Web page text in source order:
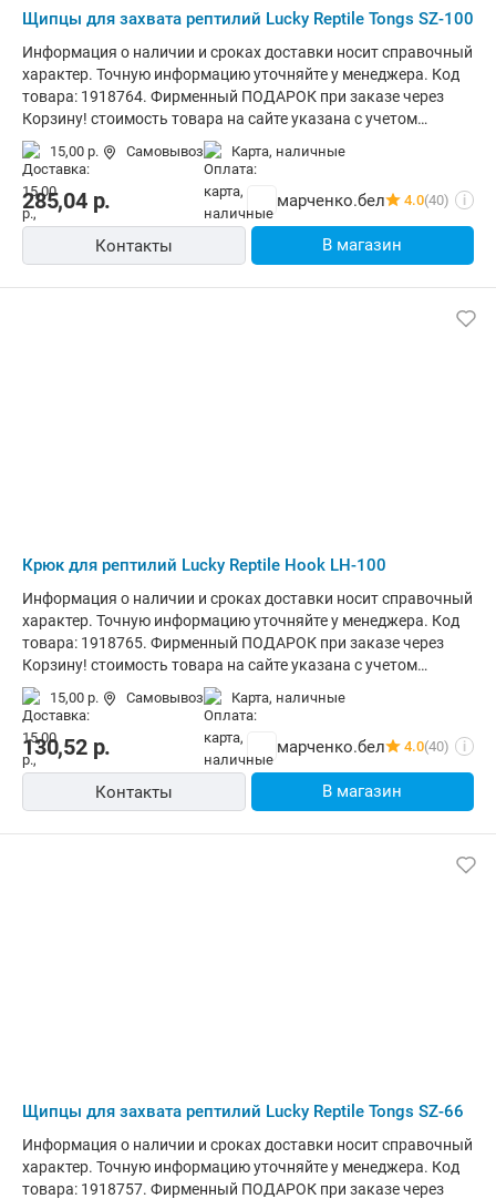
Щипцы для захвата рептилий Lucky Reptile Tongs SZ-100
Информация о наличии и сроках доставки носит справочный
характер. Точную информацию уточняйте у менеджера. Код
товара: 1918764. Фирменный ПОДАРОК при заказе через
Корзину! стоимость товара на сайте указана с учетом
скидки.информация о наличии и сроках доставки носит
справочный характер.точную информацию уточняйте у
менеджера. Общая информация Складные щипцы для змей
Lucky Reptile - это высококачественный инструмент для
работы со змеями. Один конец имеет спусковую рукоятку
для удобства захвата человеком, а другой конец загнут,
15,00 р. Самовывоз карта, наличные
285,04р. марченко.бел 4.0(40) i
Контакты В магазин
Крюк для рептилий Lucky Reptile Hook LH-100
Информация о наличии и сроках доставки носит справочный
характер. Точную информацию уточняйте у менеджера. Код
товара: 1918765. Фирменный ПОДАРОК при заказе через
Корзину! стоимость товара на сайте указана с учетом
скидки.информация о наличии и сроках доставки носит
справочный характер.точную информацию уточняйте у
менеджера. Общая информация Крюк для обращения со
змеями используется для того, чтобы держать рептилию на
безопасном расстоянии, а также для проведения различного
рода манипуляций с животным. Данный крюк оснащен
15,00 р. Самовывоз карта, наличные
130,52р. марченко.бел 4.0(40) i
Контакты В магазин
Щипцы для захвата рептилий Lucky Reptile Tongs SZ-66
Информация о наличии и сроках доставки носит справочный
характер. Точную информацию уточняйте у менеджера. Код
товара: 1918757. Фирменный ПОДАРОК при заказе через